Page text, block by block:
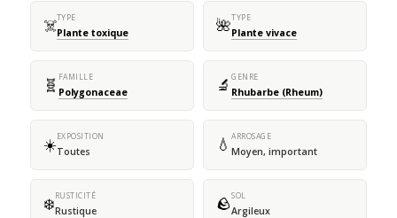
☠️TYPE
Plante toxique 🌺TYPE
Plante vivace
🧬 FAMILLE
Polygonaceae 🔬 GENRE
Rhubarbe (Rheum)
☀️EXPOSITION
Toutes 💧 ARROSAGE
Moyen, important
❄️RUSTICITÉ
Rustique 🪨SOL
Argileux